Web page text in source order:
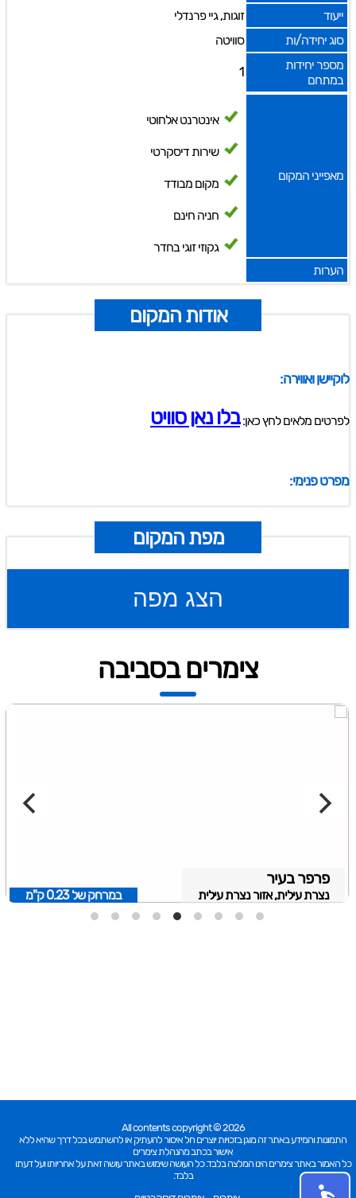
ייעוד
זוגות, גיי פרנדלי
סוג יחידה/ות
סוויטה
מספר יחידות
במתחם
1
מאפייני המקום
אינטרנט אלחוטי
שירות דיסקרטי
מקום מבודד
חניה חינם
גקוזי זוגי בחדר
הערות
אודות המקום
לוקיישן ואווירה:
לפרטים מלאים לחץ כאן:בלו נאן סוויט
מפרט פנימי:
מפת המקום
הצג מפה
צימרים בסביבה
פרפר בעיר
נצרת עילית, אזור נצרת עילית במרחק של 0.23 ק"מ
All contents copyright © 2026
התמונות והמידע באתר זה מוגן בזכויות יוצרים חל איסור להעתיק או להשתמש בכל דרך שהיא ללא
אישור בכתב מהנהלת צימרים
כל האמור באתר צימרים הינו המלצה בלבד. כל העושה שימוש באתר עושה זאת על אחריותו ועל דעתו
בלבד.